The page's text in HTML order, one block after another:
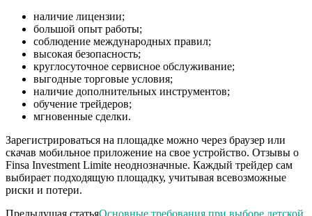
наличие лицензии;
большой опыт работы;
соблюдение международных правил;
высокая безопасность;
круглосуточное сервисное обслуживание;
выгодные торговые условия;
наличие дополнительных инструментов;
обучение трейдеров;
мгновенные сделки.
Зарегистрироваться на площадке можно через браузер или
скачав мобильное приложение на свое устройство. Отзывы о
Finsa Investment Limite неоднозначные. Каждый трейдер сам
выбирает подходящую площадку, учитывая всевозможные
риски и потери.